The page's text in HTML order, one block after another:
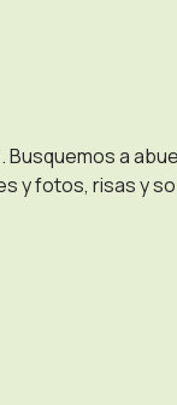
Busquemos a
risas y